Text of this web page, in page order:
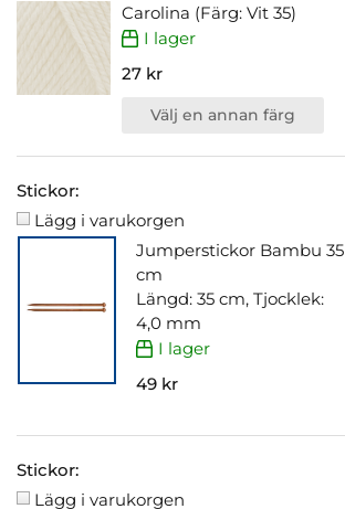
Carolina (Färg: Vit 35)
I lager
27 kr
Välj en annan färg
Stickor:
Lägg i varukorgen
Jumperstickor Bambu 35
cm
Längd: 35 cm, Tjocklek:
4,0 mm
I lager
49 kr
Stickor:
Lägg i varukorgen